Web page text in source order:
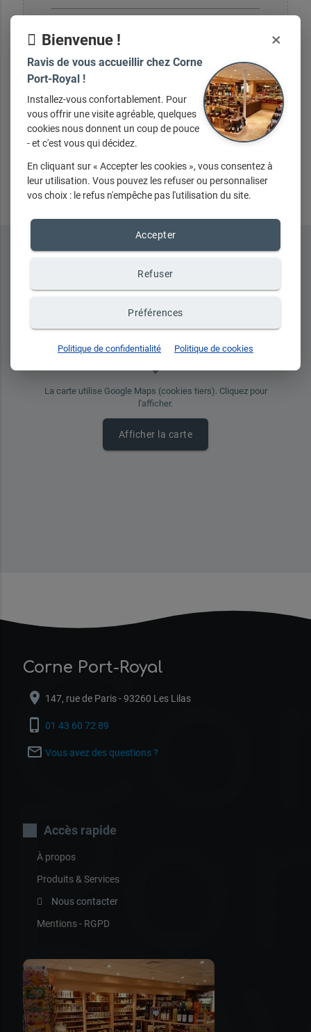
Votre message
Envoyer
place
La carte utilise Google Maps (cookies tiers). Cliquez pour
l'afficher.
Afficher la carte
Corne Port-Royal
location_on 147, rue de Paris - 93260 Les Lilas
phone_iphone 01 43 60 72 89
mail_outline Vous avez des questions ?
Accès rapide
À propos
Produits & Services
Nous contacter
Mentions - RGPD
Bienvenue ! ×
Ravis de vous accueillir chez Corne
Port-Royal !
Installez-vous confortablement. Pour
vous offrir une visite agréable, quelques
cookies nous donnent un coup de pouce
- et c'est vous qui décidez.
En cliquant sur « Accepter les cookies », vous consentez à
leur utilisation. Vous pouvez les refuser ou personnaliser
vos choix : le refus n'empêche pas l'utilisation du site.
Accepter
Refuser
Préférences
Politique de confidentialité Politique de cookies